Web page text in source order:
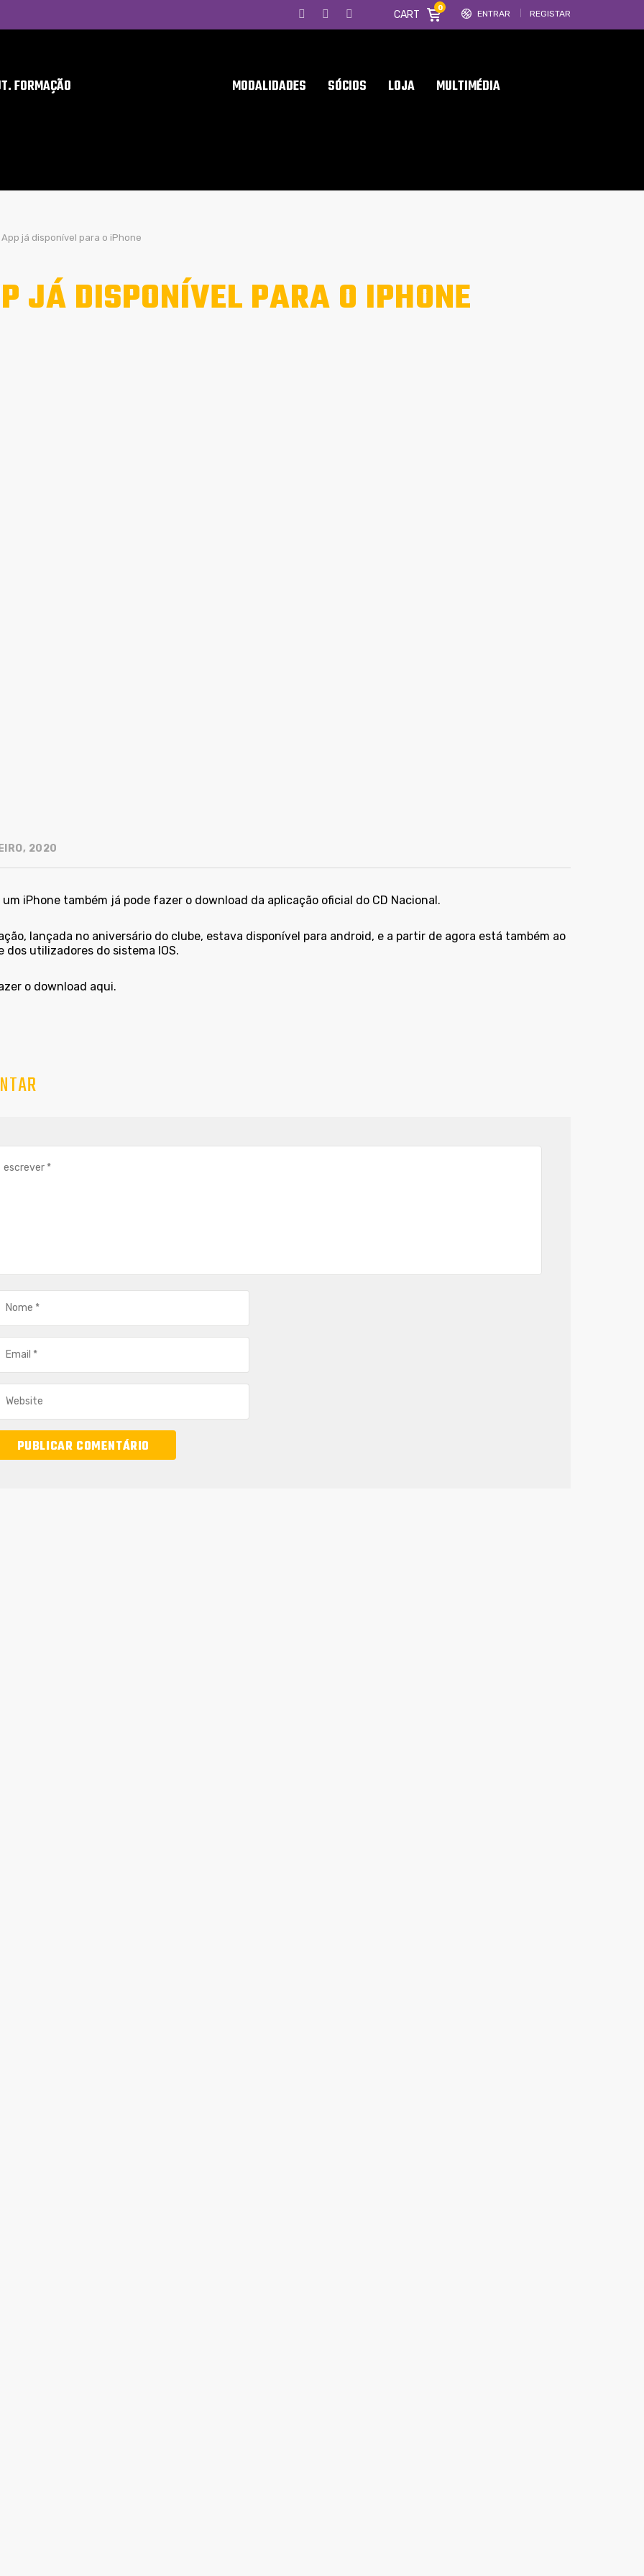
ENTRAR REGISTAR
CART
0
FORMAÇÃO MODALIDADES SÓCIOS LOJA MULTIMÉDIA
App já disponível para o iPhone
JÁ DISPONÍVEL PARA O IPHONE
2020
um iPhone também já pode fazer o download da aplicação oficial do CD Nacional.
lançada no aniversário do clube, estava disponível para android, e a partir de agora está também ao
dos utilizadores do sistema IOS.
o download aqui.